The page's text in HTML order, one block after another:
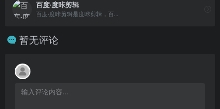
百度·度咔剪辑
百度·度咔剪辑是度咔剪辑，百...
暂无评论